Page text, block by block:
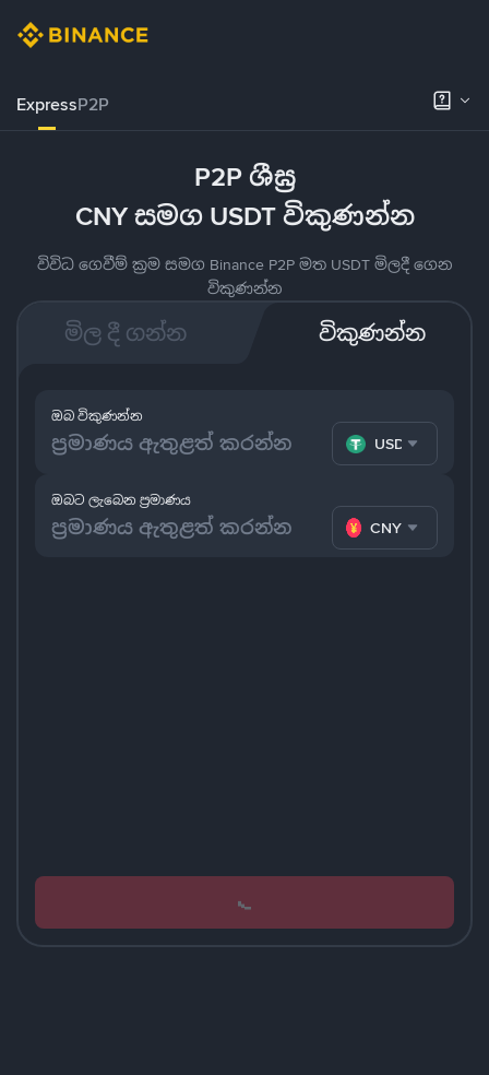
ExpressP2P
P2P ශීඝ්‍ර
CNY සමග USDT විකුණන්න
විවිධ ගෙවීම් ක්‍රම සමග Binance P2P මත USDT මිලදී ගෙන
විකුණන්න
මිල දී ගන්න විකුණන්න
ඔබට ලැබෙන ප්‍රමාණය
CNY
ඔබ විකුණන්න
USDT